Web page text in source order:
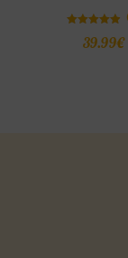
4.86
39.99€